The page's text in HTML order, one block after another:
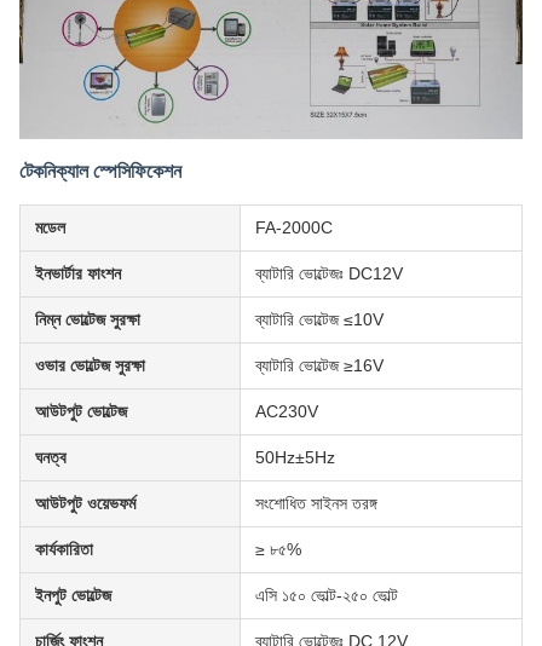
টেকনিক্যাল স্পেসিফিকেশন
মডেল FA-2000C
ইনভার্টার ফাংশন ব্যাটারি ভোল্টেজঃ DC12V
নিম্ন ভোল্টেজ সুরক্ষা ব্যাটারি ভোল্টেজ ≤10V
ওভার ভোল্টেজ সুরক্ষা ব্যাটারি ভোল্টেজ ≥16V
আউটপুট ভোল্টেজ AC230V
ঘনত্ব 50Hz±5Hz
আউটপুট ওয়েভফর্ম সংশোধিত সাইনস তরঙ্গ
কার্যকারিতা ≥ ৮৫%
ইনপুট ভোল্টেজ এসি ১৫০ ভোল্ট-২৫০ ভোল্ট
চার্জিং ফাংশন ব্যাটারি ভোল্টেজঃ DC 12V